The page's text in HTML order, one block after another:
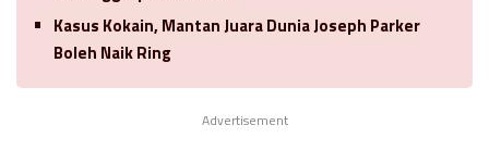
Kasus Kokain, Mantan Juara Dunia Joseph Parker
Boleh Naik Ring
Advertisement